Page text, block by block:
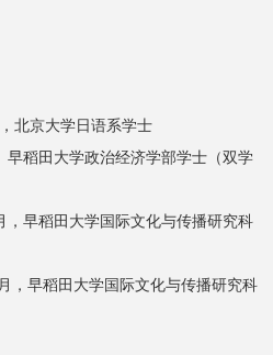
北京大学日语系学士
稻田大学政治经济学部学士（双学
早稻田大学国际文化与传播研究科
，早稻田大学国际文化与传播研究科